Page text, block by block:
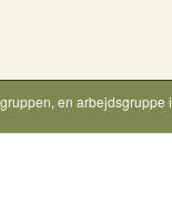
, en arbejdsgruppe i